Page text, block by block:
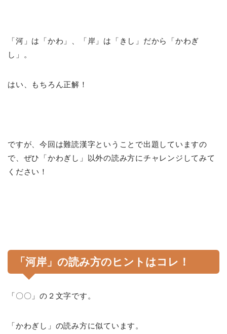
「河」は「かわ」、「岸」は「きし」だから「かわぎ
し」。
はい、もちろん正解！
ですが、今回は難読漢字ということで出題していますの
で、ぜひ「かわぎし」以外の読み方にチャレンジしてみて
ください！
「河岸」の読み方のヒントはコレ！
「〇〇」の２文字です。
「かわぎし」の読み方に似ています。